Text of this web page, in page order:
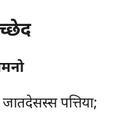
पत्तिया;